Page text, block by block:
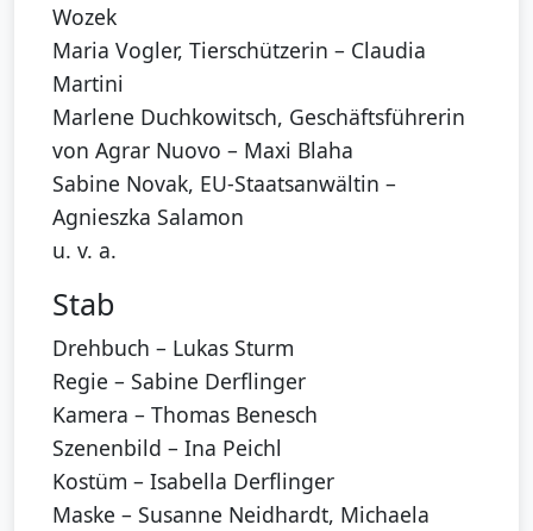
Wozek
Maria Vogler, Tierschützerin – Claudia
Martini
Marlene Duchkowitsch, Geschäftsführerin
von Agrar Nuovo – Maxi Blaha
Sabine Novak, EU-Staatsanwältin –
Agnieszka Salamon
u. v. a.
Stab
Drehbuch – Lukas Sturm
Regie – Sabine Derflinger
Kamera – Thomas Benesch
Szenenbild – Ina Peichl
Kostüm – Isabella Derflinger
Maske – Susanne Neidhardt, Michaela